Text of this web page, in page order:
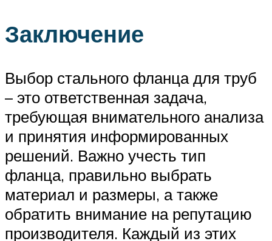
Заключение
Выбор стального фланца для труб
– это ответственная задача,
требующая внимательного анализа
и принятия информированных
решений. Важно учесть тип
фланца, правильно выбрать
материал и размеры, а также
обратить внимание на репутацию
производителя. Каждый из этих